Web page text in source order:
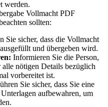
werden.
Vollmacht PDF
sollten:
Sie sicher, dass die Vollmacht
und übergeben wird.
Informieren Sie die Person,
nötigen Details bezüglich
vorbereitet ist.
Sie sicher, dass Sie eine
aufbewahren, um